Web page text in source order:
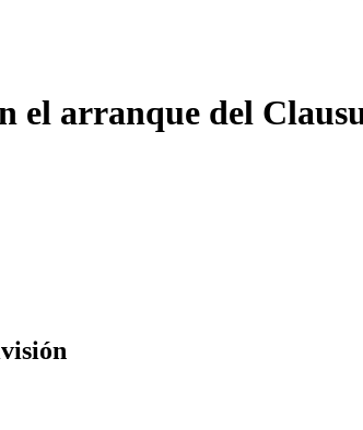
el arranque del